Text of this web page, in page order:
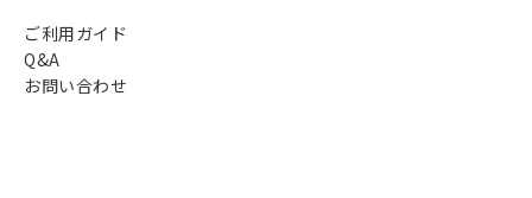
ご利用ガイド
Q&A
お問い合わせ